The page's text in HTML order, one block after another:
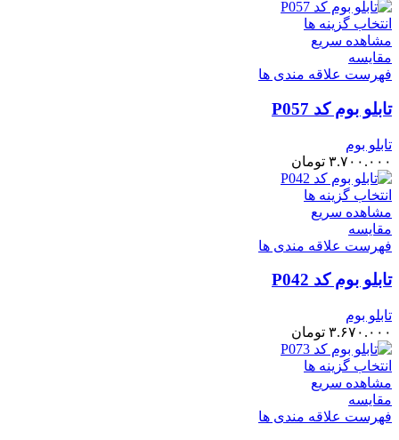
انتخاب گزینه ها
مشاهده سریع
مقایسه
فهرست علاقه مندی ها
تابلو بوم کد P057
تابلو بوم
۳.۷۰۰.۰۰۰ تومان
انتخاب گزینه ها
مشاهده سریع
مقایسه
فهرست علاقه مندی ها
تابلو بوم کد P042
تابلو بوم
۳.۶۷۰.۰۰۰ تومان
انتخاب گزینه ها
مشاهده سریع
مقایسه
فهرست علاقه مندی ها